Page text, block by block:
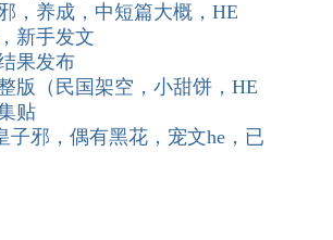
，养成，中短篇大概，HE
新手发文
果发布
版（民国架空，小甜饼，HE
贴
子邪，偶有黑花，宠文he，已